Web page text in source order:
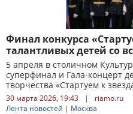
Финал конкурса
талантливых детей со
5 апреля в столичном
суперфинал и Гала-концерт
творчества «Стартуем к
30 марта 2026, 19:43 |
riamo.ru
Лента новостей | Москва